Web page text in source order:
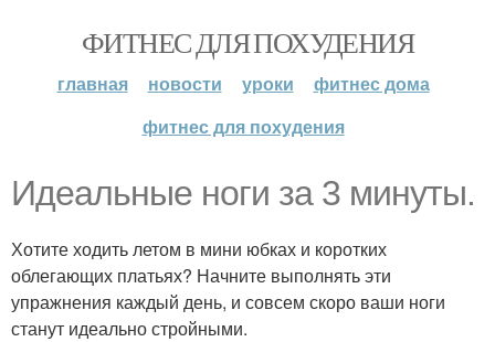
ФИТНЕС ДЛЯ ПОХУДЕНИЯ
главная новости уроки
фитнес дома
фитнес для похудения
Идеальные ноги за 3 минуты.
Хотите ходить летом в мини юбках и коротких
облегающих платьях? Начните выполнять эти
упражнения каждый день, и совсем скоро ваши ноги
станут идеально стройными.